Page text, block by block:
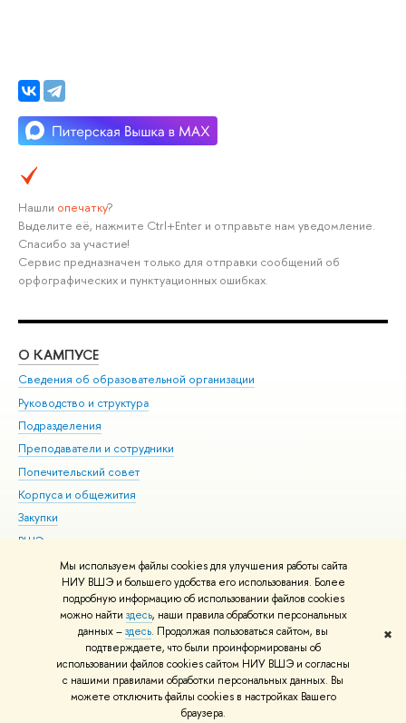
Мы используем файлы cookies для улучшения работы сайта
НИУ ВШЭ и большего удобства его использования. Более
подробную информацию об использовании файлов cookies
можно найти здесь, наши правила обработки персональных
данных –здесь. Продолжая пользоваться сайтом, вы
подтверждаете, что были проинформированы об
использовании файлов cookies сайтом НИУ ВШЭ и согласны
с нашими правилами обработки персональных данных. Вы
можете отключить файлы cookies в настройках Вашего
браузера.
✖
Нашли опечатку?
Выделите её, нажмите Ctrl+Enter и отправьте нам уведомление.
Спасибо за участие!
Сервис предназначен только для отправки сообщений об
орфографических и пунктуационных ошибках.
О КАМПУСЕ
Сведения об образовательной организации
Руководство и структура
Подразделения
Преподаватели и сотрудники
Попечительский совет
Корпуса и общежития
Закупки
ВШЭ для студентов с ограниченными возможностями
здоровья и инвалидностью
Версия для слабовидящих
Единая платежная страница
© НИУ ВШЭ 1993–2026 Адреса и контакты Условия использования
материалов Политика конфиденциальности Карта сайта
Шрифты HSE Sans и HSE Slab разработаны вШколе дизайна НИУ ВШЭ